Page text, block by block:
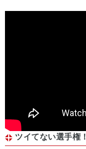
ツイてない選手権！